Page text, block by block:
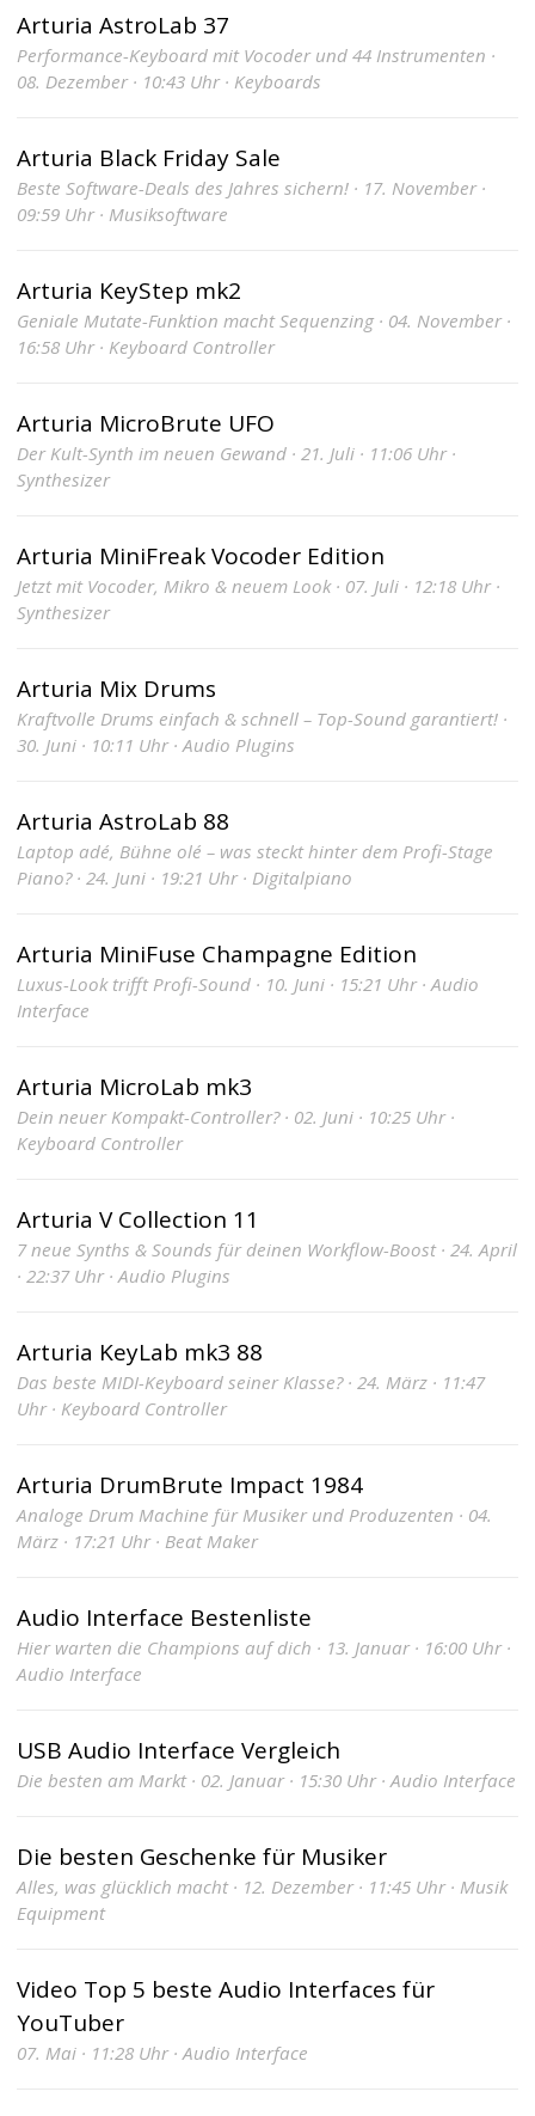
Arturia AstroLab 37
Performance-Keyboard mit Vocoder und 44 Instrumenten ·
08. Dezember · 10:43 Uhr · Keyboards
Arturia Black Friday Sale
Beste Software-Deals des Jahres sichern! · 17. November ·
09:59 Uhr · Musiksoftware
Arturia KeyStep mk2
Geniale Mutate-Funktion macht Sequenzing · 04. November ·
16:58 Uhr · Keyboard Controller
Arturia MicroBrute UFO
Der Kult-Synth im neuen Gewand · 21. Juli · 11:06 Uhr ·
Synthesizer
Arturia MiniFreak Vocoder Edition
Jetzt mit Vocoder, Mikro & neuem Look · 07. Juli · 12:18 Uhr ·
Synthesizer
Arturia Mix Drums
Kraftvolle Drums einfach & schnell – Top-Sound garantiert! ·
30. Juni · 10:11 Uhr · Audio Plugins
Arturia AstroLab 88
Laptop adé, Bühne olé – was steckt hinter dem Profi-Stage
Piano? · 24. Juni · 19:21 Uhr · Digitalpiano
Arturia MiniFuse Champagne Edition
Luxus-Look trifft Profi-Sound · 10. Juni · 15:21 Uhr · Audio
Interface
Arturia MicroLab mk3
Dein neuer Kompakt-Controller? · 02. Juni · 10:25 Uhr ·
Keyboard Controller
Arturia V Collection 11
7 neue Synths & Sounds für deinen Workflow-Boost · 24. April
· 22:37 Uhr · Audio Plugins
Arturia KeyLab mk3 88
Das beste MIDI-Keyboard seiner Klasse? · 24. März · 11:47
Uhr · Keyboard Controller
Arturia DrumBrute Impact 1984
Analoge Drum Machine für Musiker und Produzenten · 04.
März · 17:21 Uhr · Beat Maker
Audio Interface Bestenliste
Hier warten die Champions auf dich · 13. Januar · 16:00 Uhr ·
Audio Interface
USB Audio Interface Vergleich
Die besten am Markt · 02. Januar · 15:30 Uhr · Audio Interface
Die besten Geschenke für Musiker
Alles, was glücklich macht · 12. Dezember · 11:45 Uhr · Musik
Equipment
Video Top 5 beste Audio Interfaces für
YouTuber
07. Mai · 11:28 Uhr · Audio Interface